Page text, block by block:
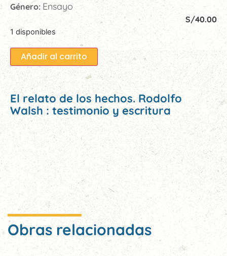
Género: Ensayo
S/40.00
1 disponibles
Añadir al carrito
El relato de los hechos. Rodolfo
Walsh : testimonio y escritura
Obras relacionadas